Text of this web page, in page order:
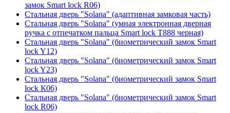
замок Smart lock R06)
Стальная дверь "Solana" (адаптивная замковая часть)
Стальная дверь "Solana" (умная электронная дверная
ручка с отпечатком пальца Smart lock T888 черная)
Стальная дверь "Solana" (биометрический замок Smart
lock Y12)
Стальная дверь "Solana" (биометрический замок Smart
lock Y23)
Стальная дверь "Solana" (биометрический замок Smart
lock К06)
Стальная дверь "Solana" (биометрический замок Smart
lock R06)